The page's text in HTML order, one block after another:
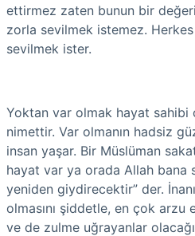
ettirmez zaten bunun bir
zorla sevilmek istemez.
sevilmek ister.
Yoktan var olmak hayat
nimettir. Var olmanın hadsiz
insan yaşar. Bir Müslüman
hayat var ya orada Allah bana
yeniden giydirecektir” der.
olmasını şiddetle, en çok arzu
ve de zulme uğrayanlar